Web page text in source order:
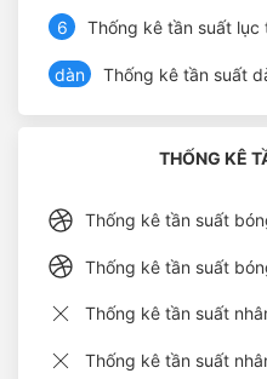
6 Thống kê tần suất lục
dàn Thống kê tần suất
THỐNG KÊ
Thống kê tần suất
Thống kê tần suất
Thống kê tần suất
Thống kê tần suất